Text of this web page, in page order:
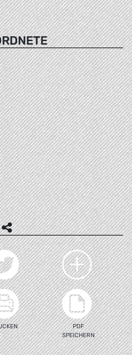
PDF
SPEICHERN